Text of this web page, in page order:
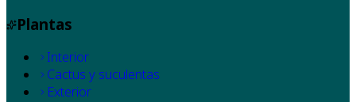
Plantas
Interior
Cactus y suculentas
Exterior